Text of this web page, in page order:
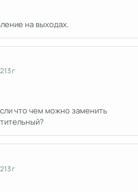
на выходах.
13 г
что чем можно заменить
13 г